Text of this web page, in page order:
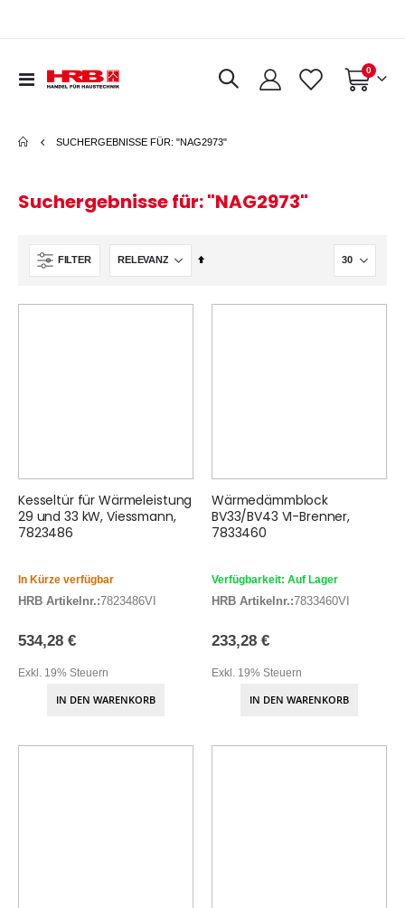
Navigation
Warenkorb
0
SUCHERGEBNISSE FÜR: "NAG2973"
Suchergebnisse für: "NAG2973"
FILTER
In
Kesseltür für Wärmeleistung
29 und 33 kW, Viessmann,
7823486
In Kürze verfügbar
HRB Artikelnr.:7823486VI
534,28 €
Exkl. 19% Steuern
IN DEN WARENKORB
Wärmedämmblock
BV33/BV43 VI-Brenner,
7833460
Verfügbarkeit: Auf Lager
HRB Artikelnr.:7833460VI
233,28 €
Exkl. 19% Steuern
IN DEN WARENKORB